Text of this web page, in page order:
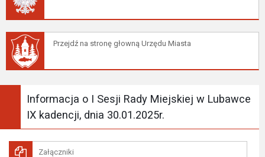
Przejdź na stronę głowną Urzędu Miasta
Informacja o I Sesji Rady Miejskiej w Lubawce
IX kadencji, dnia 30.01.2025r.
Załączniki